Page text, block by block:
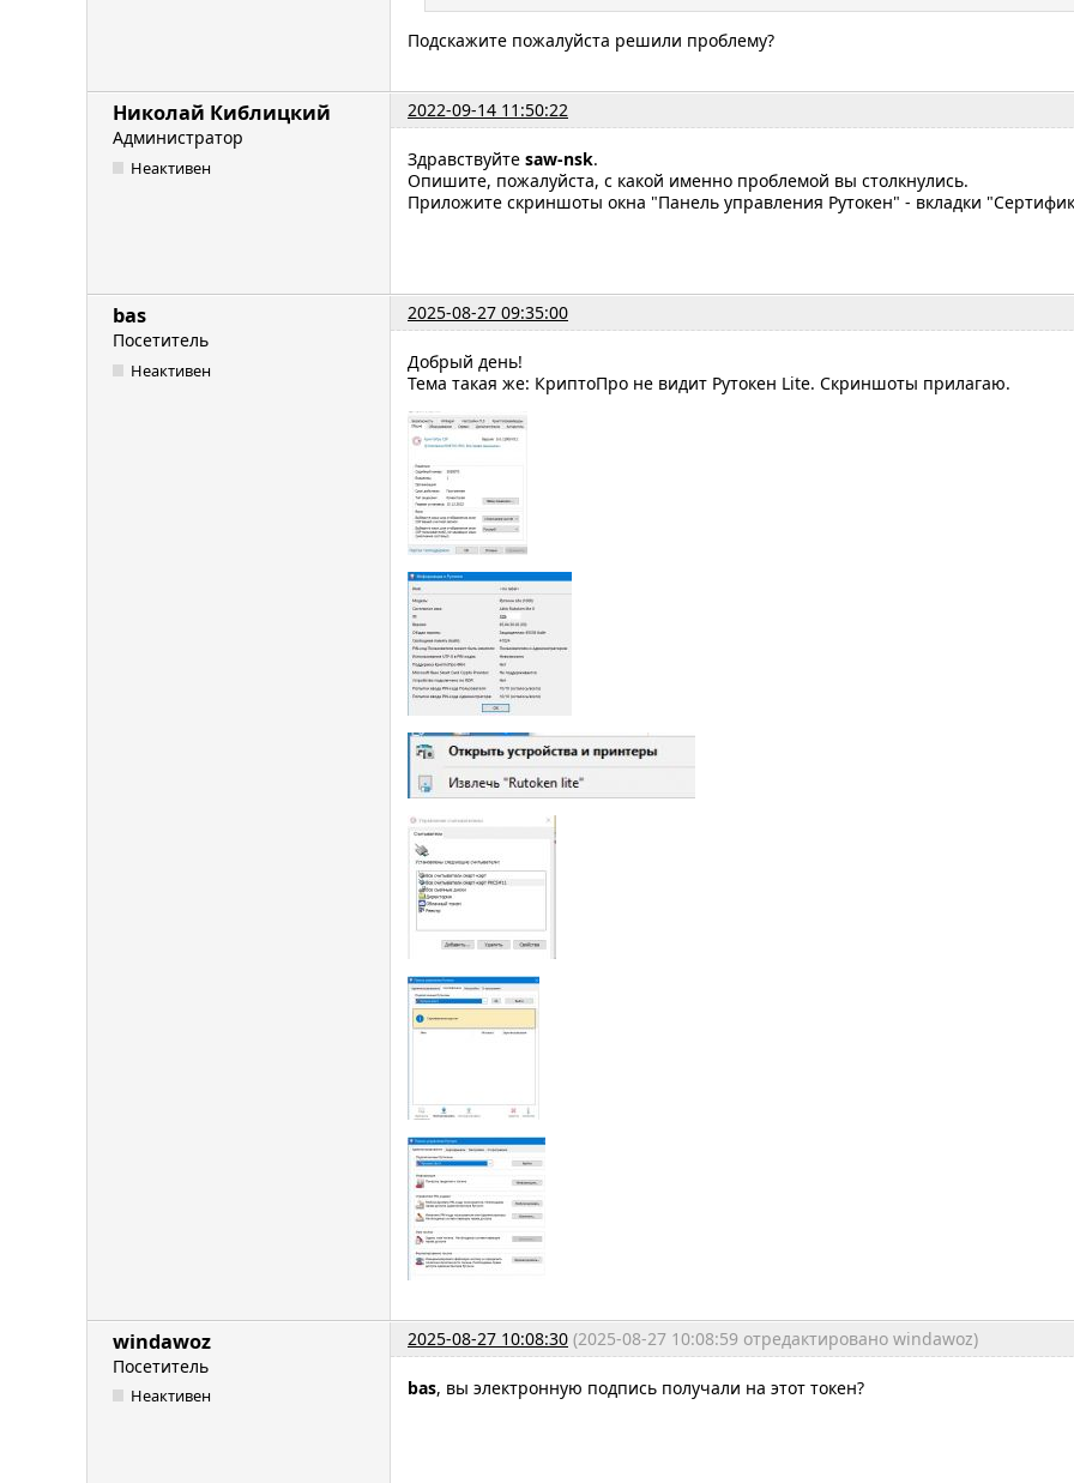
Подскажите пожалуйста решили проблему?
Николай Киблицкий
2022-09-14 11:50:22
Администратор
Неактивен Здравствуйте saw-nsk.
Опишите, пожалуйста, с какой именно проблемой вы столкнулись.
Приложите скриншоты окна "Панель управления Рутокен" - вкладки
bas
2025-08-27 09:35:00
Посетитель
Неактивен
Добрый день!
Тема такая же: КриптоПро не видит Рутокен Lite. Скриншоты прилагаю.
windawoz 2025-08-27 10:08:30 (2025-08-27 10:08:59 отредактировано windawoz)
Посетитель
Неактивен bas, вы электронную подпись получали на этот токен?